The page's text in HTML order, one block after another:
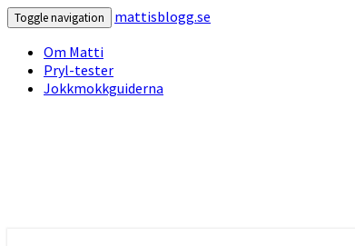
Toggle navigation
mattisblogg.se
Om Matti
Pryl-tester
Jokkmokkguiderna